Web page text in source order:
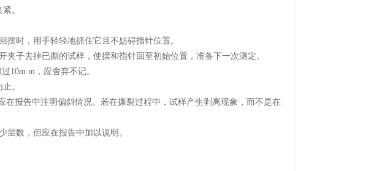
。
时，用手轻轻地抓住它且不妨碍指针位置。
子去掉已撕的试样，使摆和指针回至初始位置，准备下一次测定。
10m m，应舍弃不记。
。
报告中注明偏斜情况。若在撕裂过程中，试样产生剥离现象，而不是在
层数，但应在报告中加以说明。